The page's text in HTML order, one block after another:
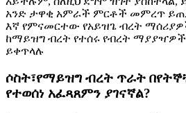
አንድ ታዋቂ አምራች ምርቶች መምረጥ
እኛ የምናመርተው የአይዝጌ ብረት
ከማይዝግ ብረት የተሰሩ የብረት ማያያዣዎች
ይቀጥላሉ
ሶስት፣የማይዝግ ብረት ጥራት
የተወሰነ አፈጻጸምን ያገናኛል?